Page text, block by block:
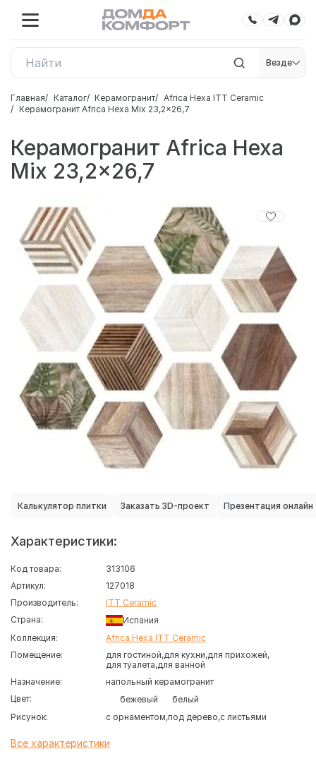
Везде
Главная Каталог Керамогранит
Africa Hexa ITT Ceramic
Керамогранит Africa Hexa Mix 23,2x26,7
Керамогранит Africa Hexa
Mix 23,2x26,7
Калькулятор плитки Заказать 3D-проект Презентация онлайн
Характеристики:
Код товара:
313106
Артикул:
127018
Производитель:
ITT Ceramic
Страна:
Испания
Коллекция:
Africa Hexa ITT Ceramic
Помещение:
для гостиной для кухни для прихожей
для туалета для ванной
Назначение:
напольный керамогранит
Цвет:
бежевый
белый
Рисунок:
с орнаментом под дерево с листьями
Все характеристики